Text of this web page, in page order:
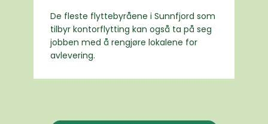
De fleste flyttebyråene i Sunnfjord som
tilbyr kontorflytting kan også ta på seg
jobben med å rengjøre lokalene for
avlevering.